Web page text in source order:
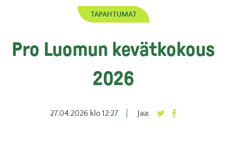
TAPAHTUMAT
Pro Luomun kevätkokous
2026
27.04.2026 klo 12:27 Jaa: